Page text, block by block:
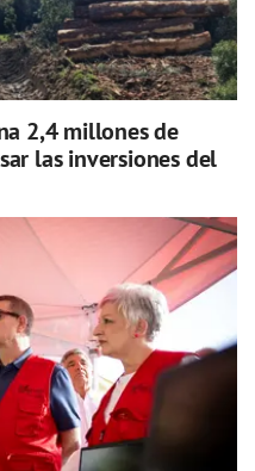
2,4 millones de
las inversiones del